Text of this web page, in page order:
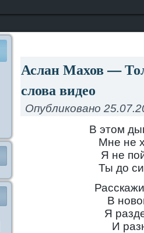
Аслан Махов —
слова видео
Опубликовано
В этом
Мне не
Я не
Ты до
В
Я
И